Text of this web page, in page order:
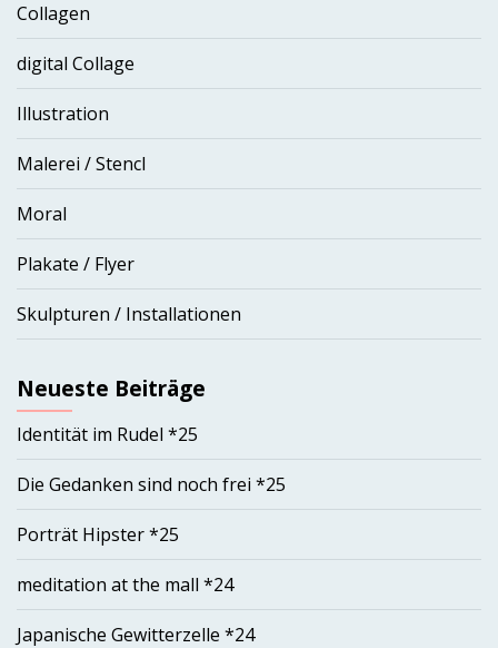
Collagen
digital Collage
Illustration
Malerei / Stencl
Moral
Plakate / Flyer
Skulpturen / Installationen
Neueste Beiträge
Identität im Rudel *25
Die Gedanken sind noch frei *25
Porträt Hipster *25
meditation at the mall *24
Japanische Gewitterzelle *24